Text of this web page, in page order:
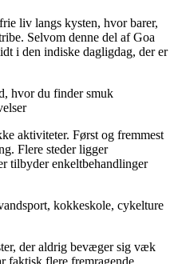
liv langs kysten, hvor barer,
Selvom denne del af Goa
i den indiske dagligdag, der er
hvor du finder smuk
aktiviteter. Først og fremmest
Flere steder ligger
tilbyder enkeltbehandlinger
kokkeskole, cykelture
der aldrig bevæger sig væk
faktisk flere fremragende